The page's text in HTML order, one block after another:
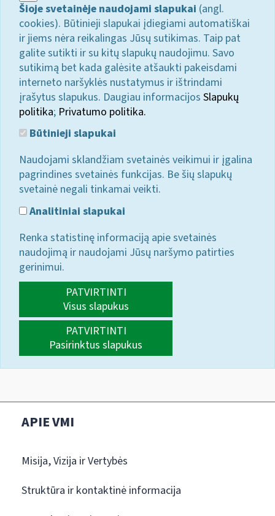
Šioje svetainėje naudojami slapukai (angl.
cookies). Būtinieji slapukai įdiegiami automatiškai
ir jiems nėra reikalingas Jūsų sutikimas. Taip pat
galite sutikti ir su kitų slapukų naudojimu. Savo
sutikimą bet kada galėsite atšaukti pakeisdami
interneto naršyklės nustatymus ir ištrindami
įrašytus slapukus. Daugiau informacijos Slapukų
politika; Privatumo politika.
Būtinieji slapukai
Naudojami sklandžiam svetainės veikimui ir įgalina
pagrindines svetainės funkcijas. Be šių slapukų
svetainė negali tinkamai veikti.
Analitiniai slapukai
Renka statistinę informaciją apie svetainės
naudojimą ir naudojami Jūsų naršymo patirties
gerinimui.
PATVIRTINTI
Visus slapukus
PATVIRTINTI
Pasirinktus slapukus
APIE VMI
Misija, Vizija ir Vertybės
Struktūra ir kontaktinė informacija